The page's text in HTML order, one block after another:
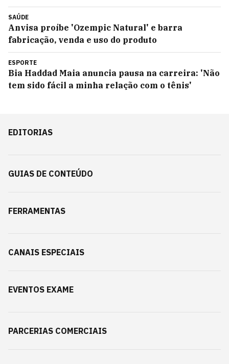
SAÚDE
Anvisa proíbe 'Ozempic Natural' e barra
fabricação, venda e uso do produto
ESPORTE
Bia Haddad Maia anuncia pausa na carreira: 'Não
tem sido fácil a minha relação com o tênis'
EDITORIAS
GUIAS DE CONTEÚDO
FERRAMENTAS
CANAIS ESPECIAIS
EVENTOS EXAME
PARCERIAS COMERCIAIS